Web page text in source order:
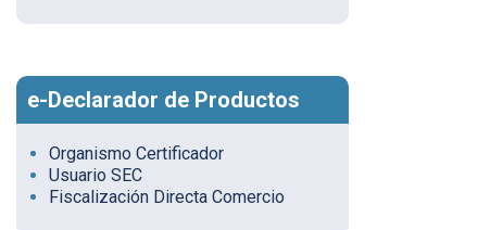
e-Declarador de Productos
Organismo Certificador
Usuario SEC
Fiscalización Directa Comercio